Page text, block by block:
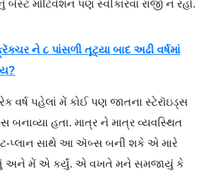
મોટિવેશન પણ સ્વીકારવા રાજી ન રહો.
ને ૮ પાંસળી તૂટ્યા બાદ અઢી વર્ષમાં
વર્ષ પહેલાં મેં કોઈ પણ જાતના સ્ટેરૉઇડ્સ
હતા. માત્ર ને માત્ર વ્યવસ્થિત
પ્લાન સાથે આ ઍબ્સ બની શકે એ મારે
અને મેં એ કર્યું. એ વખતે મને સમજાયું કે